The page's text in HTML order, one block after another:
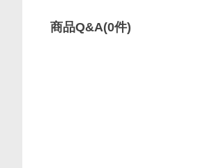
商品Q&A(0件)